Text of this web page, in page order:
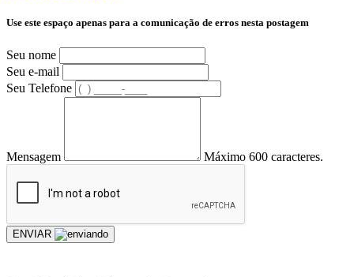
Use este espaço apenas para a comunicação de erros nesta postagem
Seu nome
Seu e-mail
Seu Telefone
Mensagem Máximo 600 caracteres.
ENVIAR